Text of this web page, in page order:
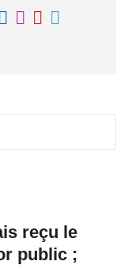
reçu le
public ;